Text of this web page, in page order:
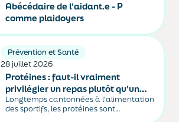
Abécédaire de l'aidant.e - P
comme plaidoyers
Prévention et Santé
28 juillet 2026
Protéines : faut-il vraiment
privilégier un repas plutôt qu'un
autre ?
Longtemps cantonnées à l'alimentation
des sportifs, les protéines sont